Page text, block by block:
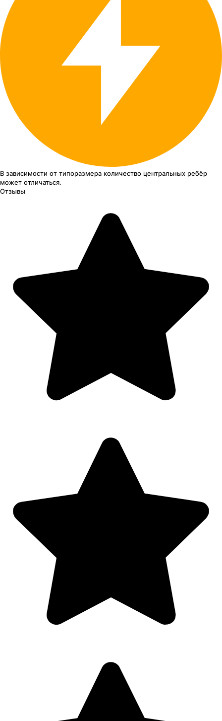
В зависимости от типоразмера количество центральных ребёр
может отличаться.
Отзывы